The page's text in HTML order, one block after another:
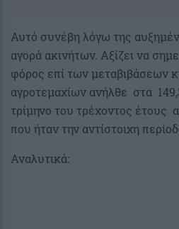
Αυτό συνέβη λόγω της
αγορά ακινήτων. Αξίζει να
φόρος επί των μεταβιβάσεων
αγροτεμαχίων ανήλθε στα
τρίμηνο του τρέχοντος έτους
που ήταν την αντίστοιχη
Αναλυτικά: